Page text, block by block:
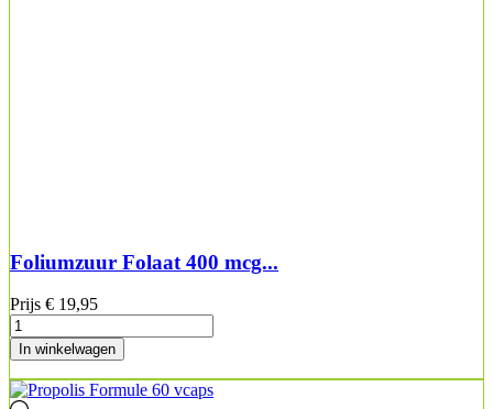
Foliumzuur Folaat 400 mcg...
Prijs € 19,95
In winkelwagen